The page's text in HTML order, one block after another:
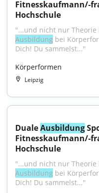
Fitnesskaufmann/-
Hochschule
Ausbildung bei
Dich! Du sammelst..."
Körperformen
Leipzig
Duale Ausbildung
Fitnesskaufmann/-
Hochschule
Ausbildung bei
Dich! Du sammelst..."